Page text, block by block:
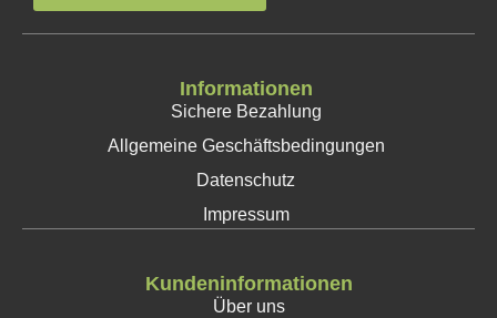
Informationen
Sichere Bezahlung
Allgemeine Geschäftsbedingungen
Datenschutz
Impressum
Kundeninformationen
Über uns